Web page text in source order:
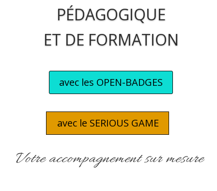
PÉDAGOGIQUE
ET DE FORMATION
avec les OPEN-BADGES
avec le SERIOUS GAME
Votre accompagnement sur mesure